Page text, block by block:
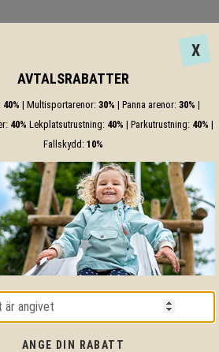
the
is
electric
X
AVTALSRABATTER
40% | Multisportarenor: 30% | Panna arenor: 30% |
40% Lekplatsutrustning: 40% | Parkutrustning: 40% |
Fallskydd: 10%
ANGE DIN RABATT